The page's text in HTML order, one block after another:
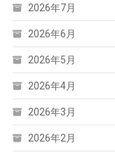
2026年7月
2026年6月
2026年5月
2026年4月
2026年3月
2026年2月